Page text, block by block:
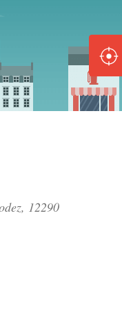
, 12290
Épuisé
Épuisé